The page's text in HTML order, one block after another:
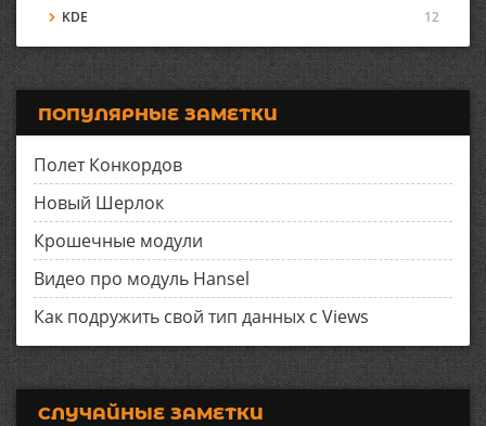
KDE
12
ПОПУЛЯРНЫЕ ЗАМЕТКИ
Полет Конкордов
Новый Шерлок
Крошечные модули
Видео про модуль Hansel
Как подружить свой тип данных с Views
СЛУЧАЙНЫЕ ЗАМЕТКИ